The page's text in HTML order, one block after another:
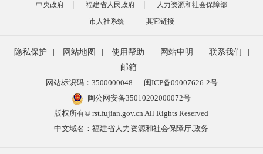
中央政府 福建省人民政府
人力资源和社会保障部
市人社系统
其它链接
隐私保护 网站地图 使用帮助 网站申明 联系我们
邮箱
网站标识码：3500000048
闽ICP备09007626-2号
闽公网安备35010202000072号
版权所有© rst.fujian.gov.cn All Rights Reserved
中文域名：福建省人力资源和社会保障厅.政务